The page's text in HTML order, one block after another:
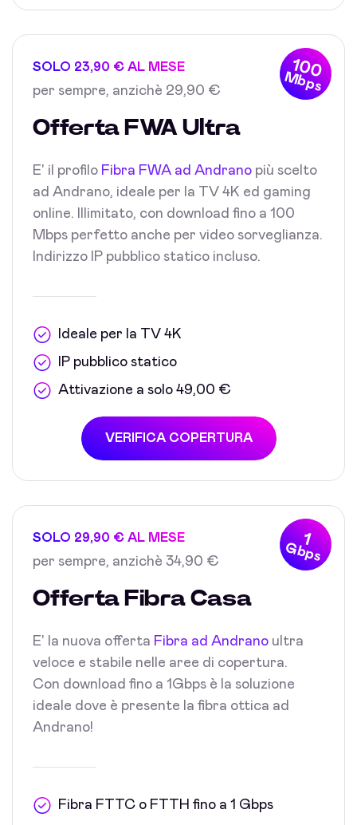
100
Mbps
SOLO 23,90 € AL MESE
per sempre, anzichè 29,90 €
Offerta FWA Ultra
E' il profilo Fibra FWA ad Andrano più scelto
ad Andrano, ideale per la TV 4K ed gaming
online. Illimitato, con download fino a 100
Mbps perfetto anche per video sorveglianza.
Indirizzo IP pubblico statico incluso.
Ideale per la TV 4K
IP pubblico statico
Attivazione a solo 49,00 €
VERIFICA COPERTURA
1
Gbps
SOLO 29,90 € AL MESE
per sempre, anzichè 34,90 €
Offerta Fibra Casa
E' la nuova offerta Fibra ad Andrano ultra
veloce e stabile nelle aree di copertura.
Con download fino a 1Gbps è la soluzione
ideale dove è presente la fibra ottica ad
Andrano!
Fibra FTTC o FTTH fino a 1 Gbps